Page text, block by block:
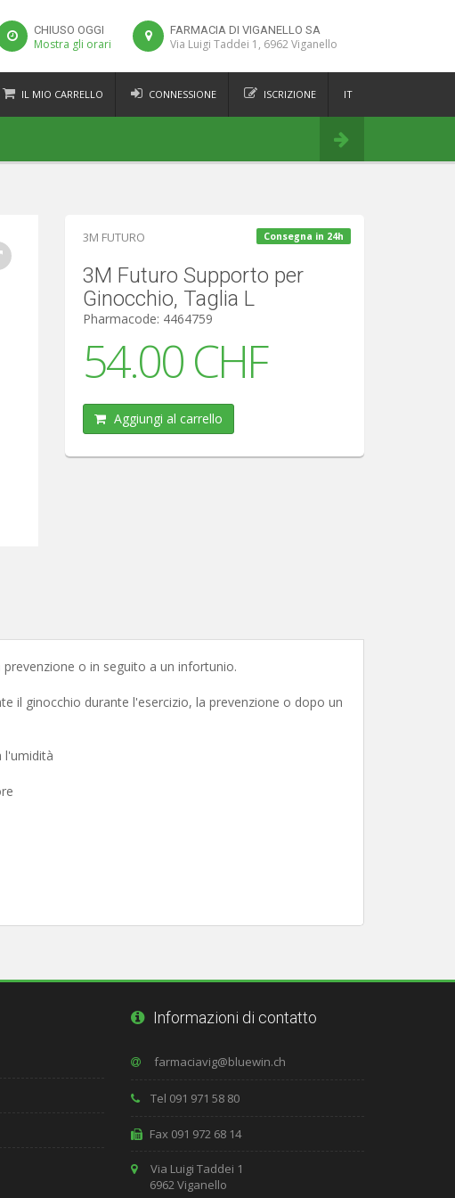
CHIUSO OGGI
Mostra gli orari
FARMACIA DI VIGANELLO SA
Via Luigi Taddei 1, 6962 Viganello
IL MIO CARRELLO CONNESSIONE ISCRIZIONE IT
DE
3M FUTURO
3M Futuro Supporto per
Ginocchio, Taglia L
Pharmacode: 4464759
54.00 CHF
Consegna in 24h
Aggiungi al carrello
o in seguito a un infortunio.
il ginocchio durante l'esercizio, la prevenzione o dopo un
l'umidità
Informazioni di contatto
Tel 091 971 58 80
Fax 091 972 68 14
Via Luigi Taddei 1
6962 Viganello